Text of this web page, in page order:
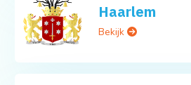
Haarlem
Bekijk